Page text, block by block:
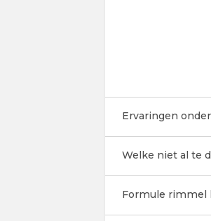
Ervaringen
Welke niet al te
Formule rimmel